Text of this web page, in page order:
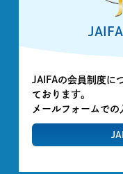
JAIFAの会員制度に
ております。
メールフォームでの